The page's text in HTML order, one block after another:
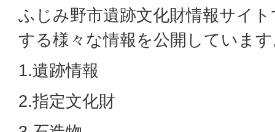
ふじみ野市遺跡文化財情報サイ
する様々な情報を公開していま
1.遺跡情報
2.指定文化財